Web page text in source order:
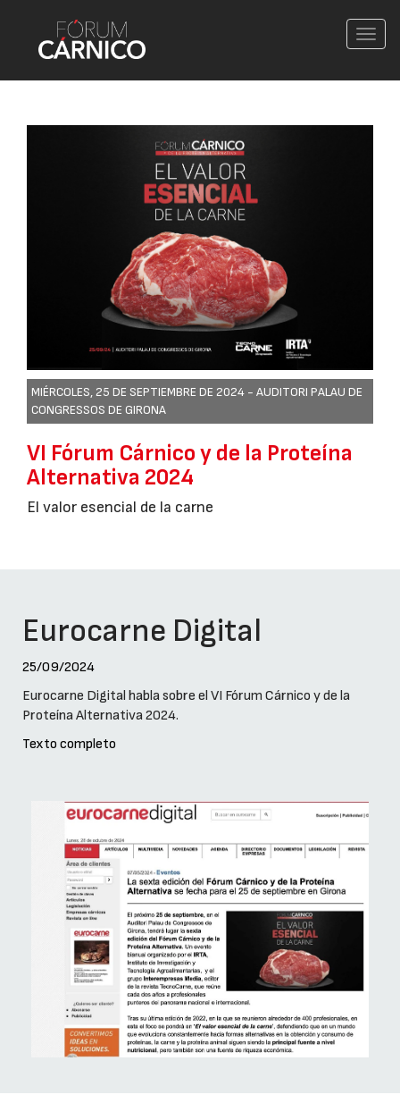
MIÉRCOLES, 25 DE SEPTIEMBRE DE 2024 - AUDITORI PALAU DE
CONGRESSOS DE GIRONA
VI Fórum Cárnico y de la Proteína
Alternativa 2024
El valor esencial de la carne
Eurocarne Digital
25/09/2024
Eurocarne Digital habla sobre el VI Fórum Cárnico y de la
Proteína Alternativa 2024.
Texto completo